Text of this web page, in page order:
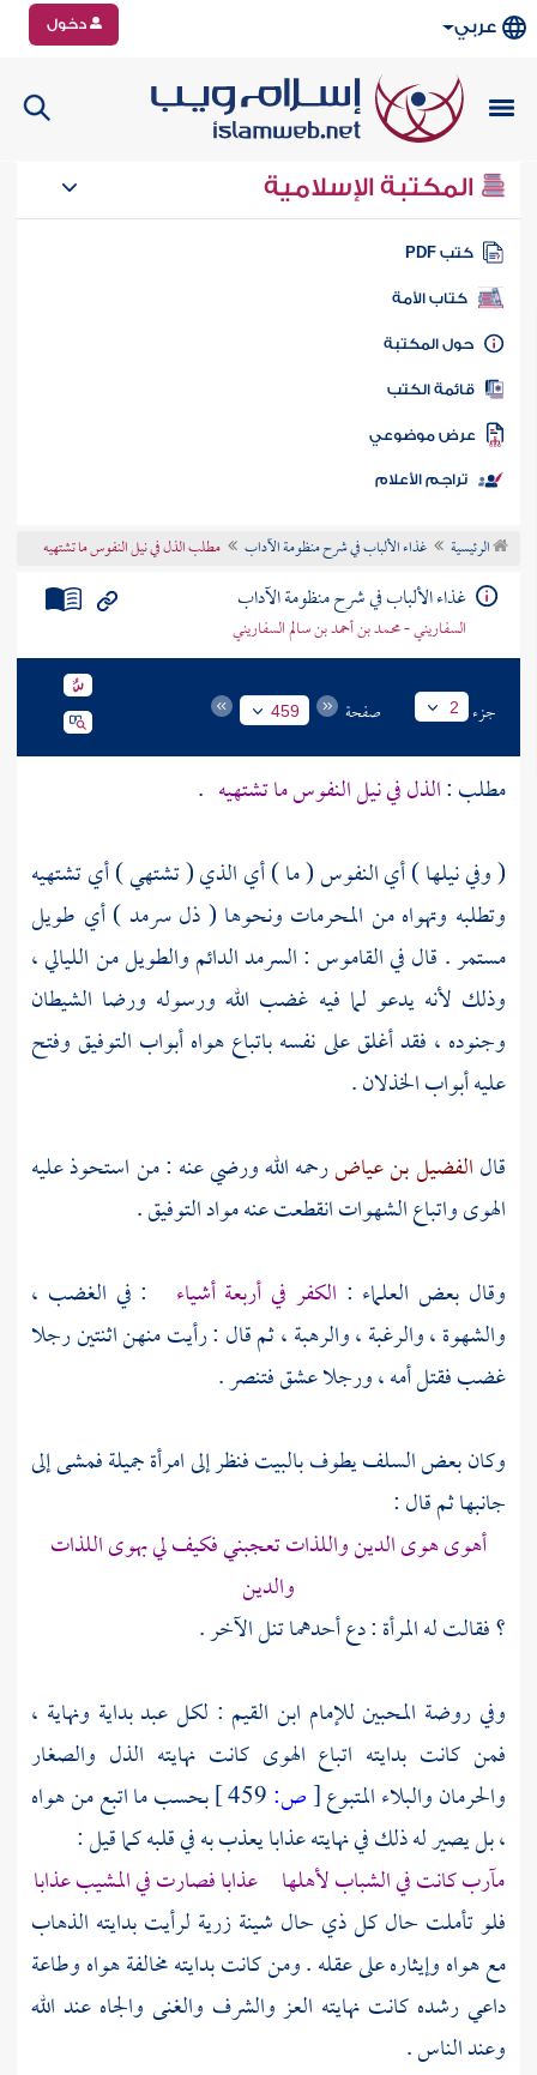
عربي دخول
المكتبة الإسلامية
كتب PDF
كتاب الأمة
المكتبة
الكتب
موضوعي
تراجم الأعلام
الرئيسية غذاء الألباب في شرح منظومة الآداب مطلب الذل في نيل النفوس ما تشتهيه
غذاء الألباب في شرح منظومة الآداب
السفاريني - محمد بن أحمد بن سالم السفاريني
جزء 2 صفحة 459
مطلب :الذل في نيل النفوس ما تشتهيه .
( وفي نيلها ) أي النفوس ( ما ) أي الذي ( تشتهي ) أي تشتهيه
وتطلبه وتهواه من المحرمات ونحوها ( ذل سرمد ) أي طويل
مستمر . قال في القاموس : السرمد الدائم والطويل من الليالي ،
وذلك لأنه يدعو لما فيه غضب الله ورسوله ورضا الشيطان
وجنوده ، فقد أغلق على نفسه باتباع هواه أبواب التوفيق وفتح
عليه أبواب الخذلان .
قالالفضيل بن عياضرحمه الله ورضي عنه : من استحوذ عليه
الهوى واتباع الشهوات انقطعت عنه مواد التوفيق .
وقال بعض العلماء : الكفر في أربعة أشياء
: في الغضب ،
والشهوة ، والرغبة ، والرهبة ، ثم قال : رأيت منهن اثنتين رجلا
غضب فقتل أمه ، ورجلا عشق فتنصر .
وكان بعضالسلفيطوف بالبيت فنظر إلى امرأة جميلة فمشى إلى
جانبها ثم قال :
أهوى هوى الدين واللذات تعجبني فكيف لي بهوى اللذات
والدين
؟ فقالت له المرأة : دع أحدهما تنل الآخر .
وفي روضة المحبين للإمام ابن القيم : لكل عبد بداية ونهاية ،
فمن كانت بدايته اتباع الهوى كانت نهايته الذل والصغار
والحرمان والبلاء المتبوع[ص:
بحسب ما اتبع من هواه
، بل يصير له ذلك في نهايته عذابا يعذب به في قلبه كما قيل :
مآرب كانت في الشباب لأهلها عذابا فصارت في المشيب عذابا
فلو تأملت حال كل ذي حال شينة زرية لرأيت بدايته الذهاب
مع هواه وإيثاره على عقله . ومن كانت بدايته مخالفة هواه وطاعة
داعي رشده كانت نهايته العز والشرف والغنى والجاه عند الله
وعند الناس .